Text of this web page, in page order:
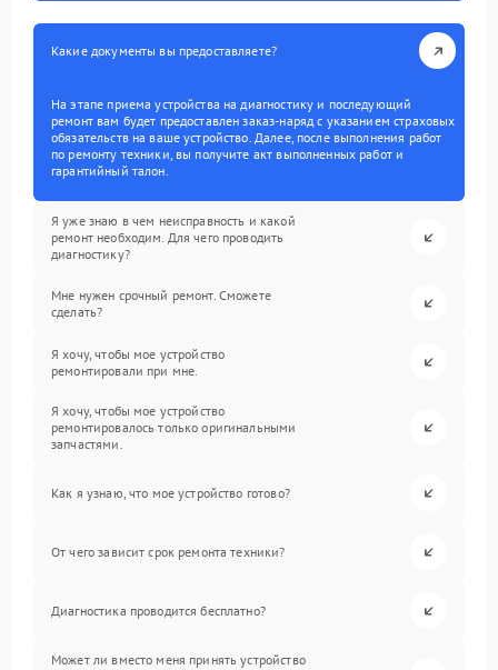
Какие документы вы предоставляете?
На этапе приема устройства на диагностику и последующий
ремонт вам будет предоставлен заказ-наряд с указанием страховых
обязательств на ваше устройство. Далее, после выполнения работ
по ремонту техники, вы получите акт выполненных работ и
гарантийный талон.
Я уже знаю в чем неисправность и какой
ремонт необходим. Для чего проводить
диагностику?
Мне нужен срочный ремонт. Сможете
сделать?
Я хочу, чтобы мое устройство
ремонтировали при мне.
Я хочу, чтобы мое устройство
ремонтировалось только оригинальными
запчастями.
Как я узнаю, что мое устройство готово?
От чего зависит срок ремонта техники?
Диагностика проводится бесплатно?
Может ли вместо меня принять устройство